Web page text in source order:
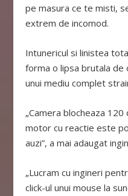
pe masura ce te misti,
extrem de incomod.
Intunericul si linistea
forma o lipsa brutala
unui mediu complet
„Camera blocheaza
motor cu reactie este
auzi”, a mai adaugat
„Lucram cu ingineri
click-ul unui mouse la